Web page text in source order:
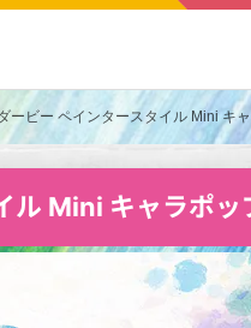
ビー ペインタースタイル Mini キャラポ
ル Mini キャラポッ
キャラポップストア